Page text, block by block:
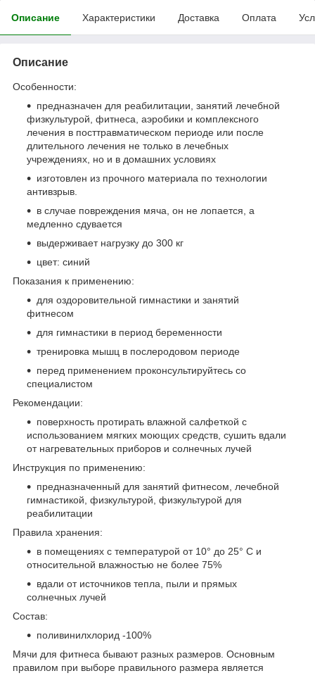
Описание Характеристики Доставка Оплата
Описание
Особенности:
предназначен для реабилитации, занятий лечебной
физкультурой, фитнеса, аэробики и комплексного
лечения в посттравматическом периоде или после
длительного лечения не только в лечебных
учреждениях, но и в домашних условиях
изготовлен из прочного материала по технологии
антивзрыв.
в случае повреждения мяча, он не лопается, а
медленно сдувается
выдерживает нагрузку до 300 кг
цвет: синий
Показания к применению:
для оздоровительной гимнастики и занятий
фитнесом
для гимнастики в период беременности
тренировка мышц в послеродовом периоде
перед применением проконсультируйтесь со
специалистом
Рекомендации:
поверхность протирать влажной салфеткой с
использованием мягких моющих средств, сушить вдали
от нагревательных приборов и солнечных лучей
Инструкция по применению:
предназначенный для занятий фитнесом, лечебной
гимнастикой, физкультурой, физкультурой для
реабилитации
Правила хранения:
в помещениях с температурой от 10° до 25° С и
относительной влажностью не более 75%
вдали от источников тепла, пыли и прямых
солнечных лучей
Состав:
поливинилхлорид -100%
Мячи для фитнеса бывают разных размеров. Основным
правилом при выборе правильного размера является